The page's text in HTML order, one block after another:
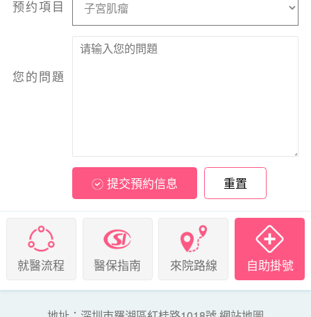
预约項目
您的問題
提交預約信息 重置
就醫流程 醫保指南 來院路線 自助掛號